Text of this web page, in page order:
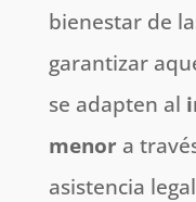
bienestar de
garantizar
se adapten al
menora
asistencia